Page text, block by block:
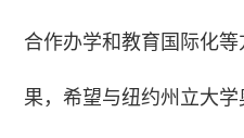
合作办学和教育国际化
果，希望与纽约州立大